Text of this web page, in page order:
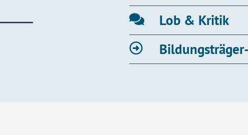
Lob & Kritik